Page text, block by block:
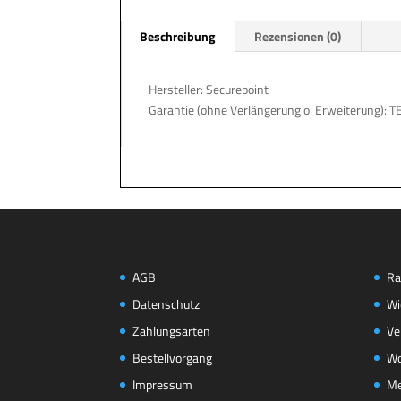
Beschreibung Rezensionen (0)
Hersteller: Securepoint
Garantie (ohne Verlängerung o. Erweiterung):
AGB
Datenschutz
Zahlungsarten
Bestellvorgang
Impressum